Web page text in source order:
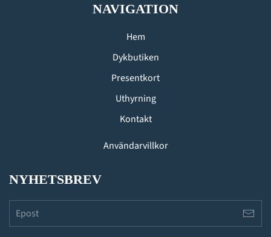
NAVIGATION
Hem
Dykbutiken
Presentkort
Uthyrning
Kontakt
Användarvillkor
NYHETSBREV